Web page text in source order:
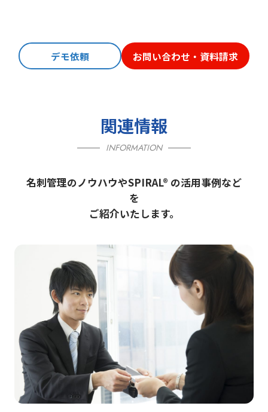
デモ依頼 お問い合わせ・資料請求
関連情報
INFORMATION
名刺管理のノウハウやSPIRAL® の活用事例など
を
ご紹介いたします。